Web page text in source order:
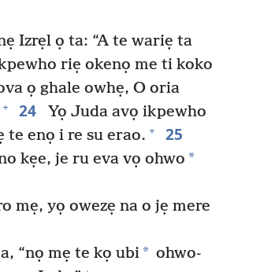
Izrẹl ọ ta: “A te wariẹ ta
riẹ okenọ me ti koko
ọ ghale owhẹ, O oria
+ 24
Yọ Juda avọ ikpewho
enọ i re su erao. + 25
kẹe, je ru eva vọ ohwo *
mẹ, yọ owezẹ na o jẹ mere
“nọ mẹ te kọ ubi* ohwo-